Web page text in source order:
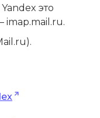
это
imap.mail.ru.